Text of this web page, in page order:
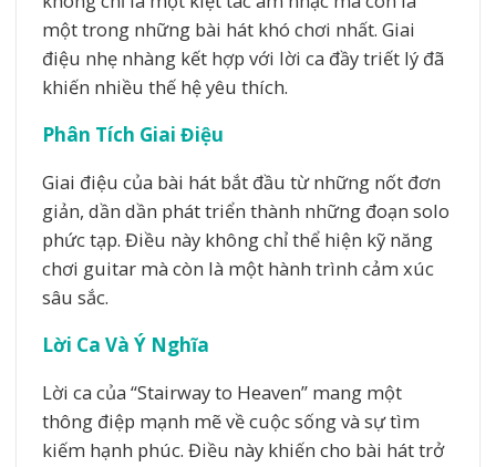
một trong những bài hát khó chơi nhất. Giai
điệu nhẹ nhàng kết hợp với lời ca đầy triết lý đã
khiến nhiều thế hệ yêu thích.
Phân Tích Giai Điệu
Giai điệu của bài hát bắt đầu từ những nốt đơn
giản, dần dần phát triển thành những đoạn solo
phức tạp. Điều này không chỉ thể hiện kỹ năng
chơi guitar mà còn là một hành trình cảm xúc
sâu sắc.
Lời Ca Và Ý Nghĩa
Lời ca của “Stairway to Heaven” mang một
thông điệp mạnh mẽ về cuộc sống và sự tìm
kiếm hạnh phúc. Điều này khiến cho bài hát trở